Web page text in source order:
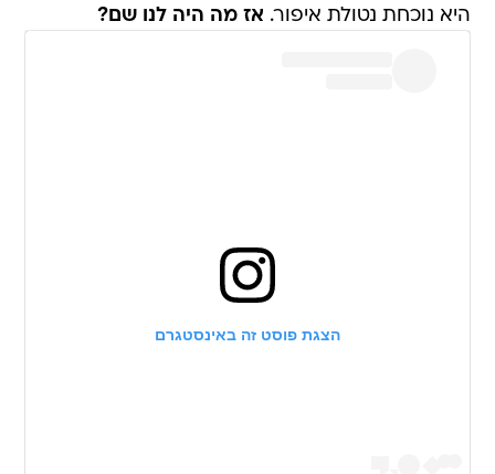
היא נוכחת נטולת איפור. אז מה היה לנו שם?
הצגת פוסט זה באינסטגרם